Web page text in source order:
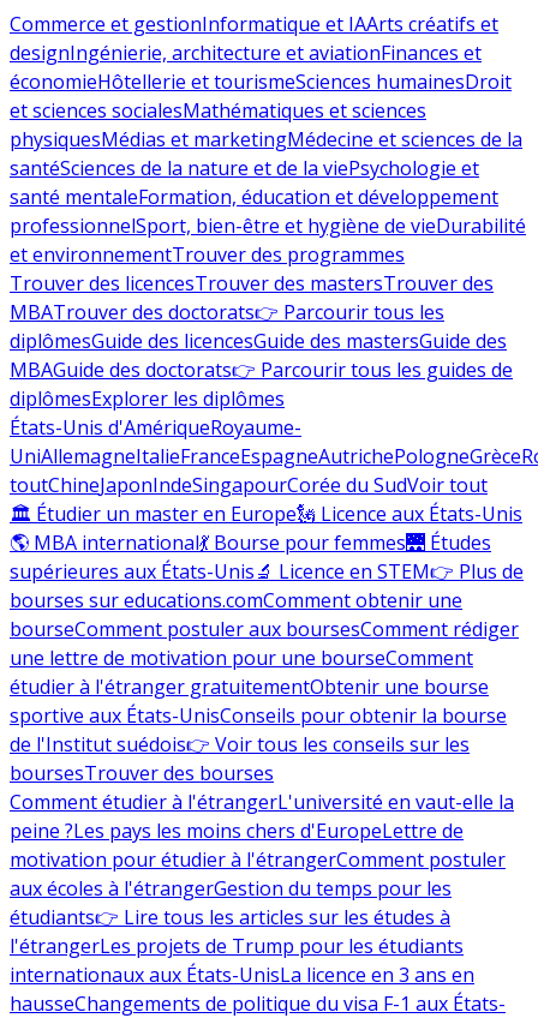
Commerce et gestionInformatique et IAArts créatifs et
designIngénierie, architecture et aviationFinances et
économieHôtellerie et tourismeSciences humainesDroit
et sciences socialesMathématiques et sciences
physiquesMédias et marketingMédecine et sciences de la
santéSciences de la nature et de la viePsychologie et
santé mentaleFormation, éducation et développement
professionnelSport, bien-être et hygiène de vieDurabilité
et environnementTrouver des programmes
Trouver des licencesTrouver des mastersTrouver des
MBATrouver des doctorats👉 Parcourir tous les
diplômesGuide des licencesGuide des mastersGuide des
MBAGuide des doctorats👉 Parcourir tous les guides de
diplômesExplorer les diplômes
États-Unis d'AmériqueRoyaume-
UniAllemagneItalieFranceEspagneAutrichePologneGrèce
toutChineJaponIndeSingapourCorée du SudVoir tout
🏛 Étudier un master en Europe🗽 Licence aux États-Unis
🌎 MBA international💃 Bourse pour femmes🌉 Études
supérieures aux États-Unis🔬 Licence en STEM👉 Plus de
bourses sur educations.comComment obtenir une
bourseComment postuler aux boursesComment rédiger
une lettre de motivation pour une bourseComment
étudier à l'étranger gratuitementObtenir une bourse
sportive aux États-UnisConseils pour obtenir la bourse
de l'Institut suédois👉 Voir tous les conseils sur les
boursesTrouver des bourses
Comment étudier à l'étrangerL'université en vaut-elle la
peine ?Les pays les moins chers d'EuropeLettre de
motivation pour étudier à l'étrangerComment postuler
aux écoles à l'étrangerGestion du temps pour les
étudiants👉 Lire tous les articles sur les études à
l'étrangerLes projets de Trump pour les étudiants
internationaux aux États-UnisLa licence en 3 ans en
hausseChangements de politique du visa F-1 aux États-